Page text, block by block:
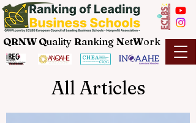
QRNW Quality Ranking NetWork
All Articles